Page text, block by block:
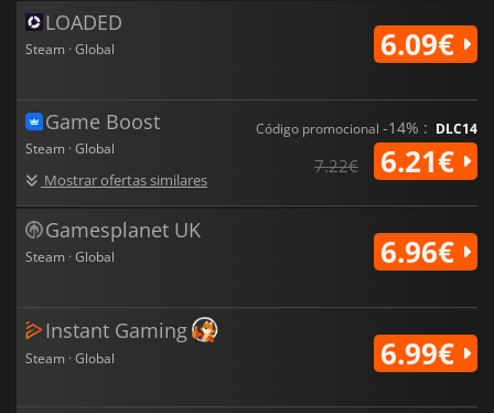
LOADED
Steam · Global 6.09€
Game Boost
Steam · Global
Mostrar ofertas similares
Código promocional -14% : DLC14
7.22€ 6.21€
Gamesplanet UK
Steam · Global 6.96€
Instant Gaming
Steam · Global 6.99€